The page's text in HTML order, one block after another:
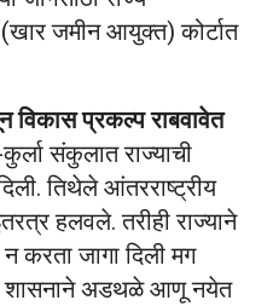
जमीन आयुक्त) कोर्टात
प्रकल्प राबवावेत
संकुलात राज्याची
तिथेले आंतरराष्ट्रीय
हलवले. तरीही राज्याने
करता जागा दिली मग
शासनाने अडथळे आणू नयेत